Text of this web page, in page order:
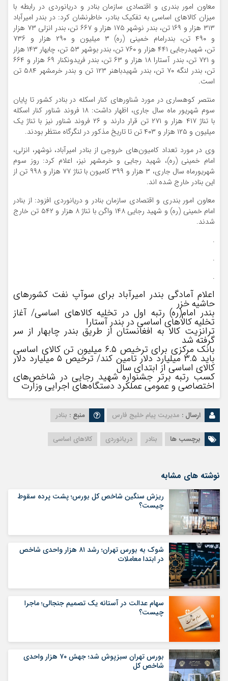
معاون امور بندری و اقتصادی سازمان بنادر و دریانوردی در رابطه با
میزان کالاهای اساسی به تفکیک بنادر، خاطرنشان کرد: در بندر امیرآباد
۳۱۳ هزار و ۱۶۹ تن، بندر نوشهر ۱۷۵ هزار و ۶۶۷ تن، بندر انزلی ۷۳ هزار
و ۴۹۰ تن، بندرامام خمینی (ره) ۳ میلیون و ۲۹۰ هزار و ۷۳۶
تن، شهیدرجایی ۴۴۱ هزار و ۷۶۰ تن، بندر بوشهر ۵۳ تن، چابهار ۱۴۳ هزار
و ۷۲۱ تن، بندر آستارا ۱۸ هزار و ۶۳ تن، بندر فریدونکنار ۶۹ هزار و ۶۶۴
تن، بندر لنگه ۷۰ تن، بندر شهیدباهنر ۱۲۳ تن و بندر خرمشهر ۵۸۴ تن
است.
منتصر کوهساری در مورد شناورهای کنار اسکله در بنادر کشور تا پایان
سوم شهریور ماه سال جاری، اظهار داشت: ۱۸ فروند شناور کنار اسکله
با تناژ ۴۱۷ هزار و ۲۷۱ تن قرار دارند و ۲۶ فروند شناور نیز با تناژ یک
میلیون و ۱۲۵ هزار و ۴۰۳ تن تا تاریخ مذکور در لنگرگاه منتظر بودند.
وی در مورد تعداد کامیون‌های خروجی از بنادر امیرآباد، نوشهر، انزلی،
امام خمینی (ره)، شهید رجایی و خرمشهر نیز، اعلام کرد: روز سوم
شهریورماه سال جاری، ۳ هزار و ۳۹۹ کامیون با تناژ ۷۷ هزار و ۹۹۸ تن از
این بنادر خارج شده اند.
معاون امور بندری و اقتصادی سازمان بنادر و دریانوردی افزود: از بنادر
امام خمینی (ره) و شهید رجایی ۱۴۸ واگن با تناژ ۸ هزار و ۵۴۲ تن خارج
شدند.
.
.
.
اعلام آمادگی بندر امیرآباد برای سوآپ نفت کشورهای
حاشیه خزر
بندر امام(ره) رتبه اول در تخلیه کالاهای اساسی/ آغاز
تخلیه کالاهای اساسی در بندر آستارا
ترانزیت کالا به افغانستان از طریق بندر چابهار از سر
گرفته شد
بانک مرکزی برای ترخیص ۶.۵ میلیون تن کالای اساسی
باید ٣.۵ میلیارد دلار تامین کند/ ترخیص ۵ میلیارد دلار
کالای اساسی از ابتدای سال
کسب رتبه برتر جشنواره شهید رجایی در شاخص‌های
اختصاصی و عمومی عملکرد دستگاه‌های اجرایی وزارت
ارسال : مدیریت پیام خلیج فارس منبع : بنادر
برچسب ها بنادر دریانوردی کالاهای اساسی
نوشته های مشابه
ریزش سنگین شاخص کل بورس؛ پشت پرده سقوط
چیست؟
شوک به بورس تهران؛ رشد ۸۱ هزار واحدی شاخص
در ابتدا معاملات
سهام عدالت در آستانه یک تصمیم جنجالی؛ ماجرا
چیست؟
بورس تهران سبزپوش شد؛ جهش ۷۰ هزار واحدی
شاخص کل